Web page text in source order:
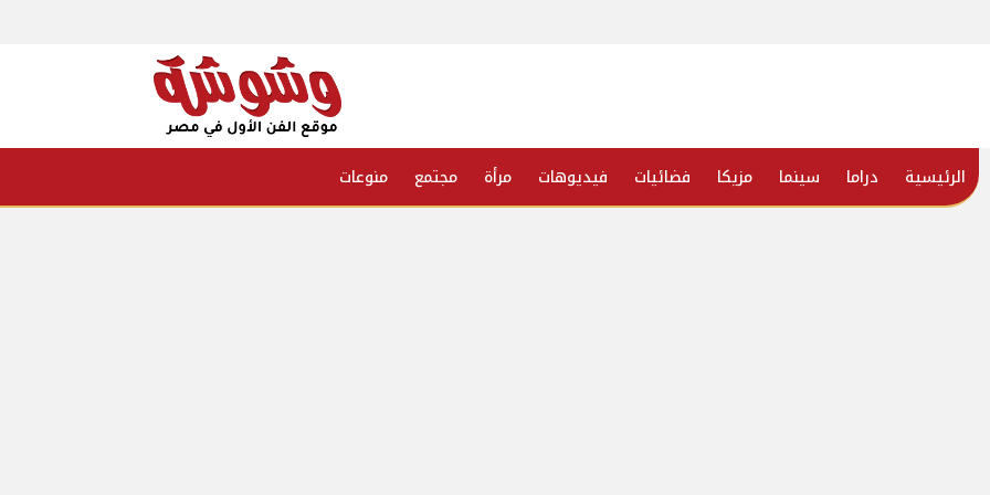
الرئيسية دراما سينما مزيكا فضائيات فيديوهات مرأة مجتمع منوعات